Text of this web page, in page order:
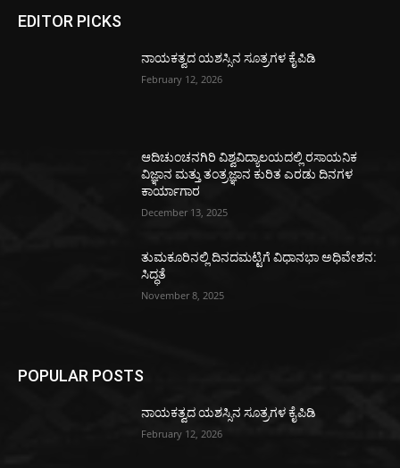
EDITOR PICKS
ನಾಯಕತ್ವದ ಯಶಸ್ಸಿನ ಸೂತ್ರಗಳ ಕೈಪಿಡಿ
February 12, 2026
ಆದಿಚುಂಚನಗಿರಿ ವಿಶ್ವವಿದ್ಯಾಲಯದಲ್ಲಿ ರಸಾಯನಿಕ
ವಿಜ್ಞಾನ ಮತ್ತು ತಂತ್ರಜ್ಞಾನ ಕುರಿತ ಎರಡು ದಿನಗಳ
ಕಾರ್ಯಾಗಾರ
December 13, 2025
ತುಮಕೂರಿನಲ್ಲಿ ದಿನದಮಟ್ಟಿಗೆ ವಿಧಾನಭಾ ಅಧಿವೇಶನ:
ಸಿದ್ಧತೆ
November 8, 2025
POPULAR POSTS
ನಾಯಕತ್ವದ ಯಶಸ್ಸಿನ ಸೂತ್ರಗಳ ಕೈಪಿಡಿ
February 12, 2026